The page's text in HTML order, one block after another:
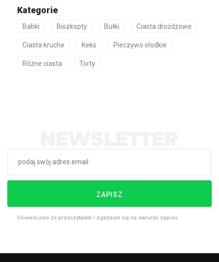
Kategorie
Babki Biszkopty Bułki Ciasta drożdżowe
Ciasta kruche Keks Pieczywo słodkie
Różne ciasta Torty
ZAPISZ
Oświadczam że przeczytałem i zgadzam się na warunki zapisu.